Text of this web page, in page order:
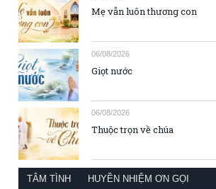
Mẹ vẫn luôn thương con
06/08/2026
Giọt nước
06/08/2026
Thuộc trọn về chúa
TÂM TÌNH HUYỀN NHIỆM ƠN GỌI